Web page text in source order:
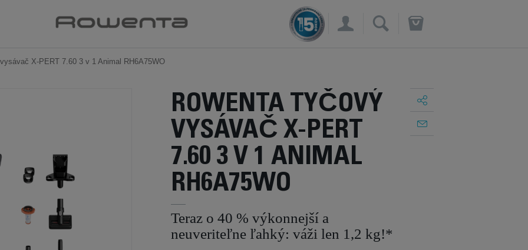
×
X-PERT 7.60 3 v 1 Animal RH6A75WO
ROWENTA TYČOVÝ
VYSÁVAČ X-PERT
7.60 3 V 1 ANIMAL
RH6A75WO
Teraz o 40 % výkonnejší a
neuveriteľne ľahký: váži len 1,2 kg!*